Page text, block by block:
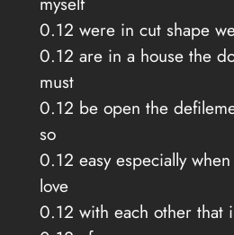
0.12 were in cut shape
0.12 are in a house the
must
0.12 be open the
so
0.12 easy especially
love
0.12 with each other that